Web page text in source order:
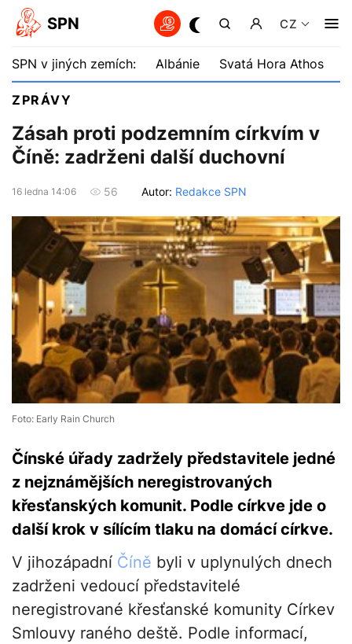
SPN CZ
SPN v jiných zemích: Albánie Svatá Hora Athos
ZPRÁVY
Zásah proti podzemním církvím v
Číně: zadrženi další duchovní
16 ledna 14:06 56 Autor: Redakce SPN
Foto: Early Rain Church
Čínské úřady zadržely představitele jedné
z nejznámějších neregistrovaných
křesťanských komunit. Podle církve jde o
další krok v sílícím tlaku na domácí církve.
V jihozápadní Číně byli v uplynulých dnech
zadrženi vedoucí představitelé
neregistrované křesťanské komunity Církev
Smlouvy raného deště. Podle informací,